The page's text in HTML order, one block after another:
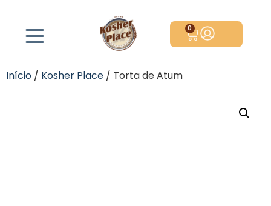
0
Início / Kosher Place / Torta de Atum